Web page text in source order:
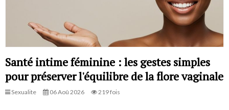
Santé intime féminine : les gestes simples
pour préserver l'équilibre de la flore vaginale
Sexualite 06 Aoû 2026 219 fois